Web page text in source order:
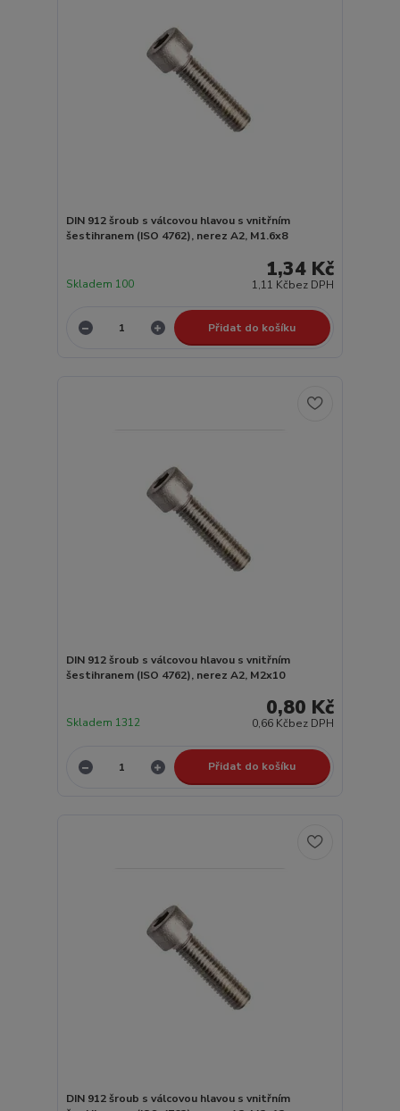
DIN 912 šroub s válcovou hlavou s vnitřním
šestihranem (ISO 4762), nerez A2, M1.6x8
1,34 Kč
1,11 Kčbez DPH
Skladem 100
Přidat do košíku
DIN 912 šroub s válcovou hlavou s vnitřním
šestihranem (ISO 4762), nerez A2, M2x10
0,80 Kč
0,66 Kčbez DPH
Skladem 1312
Přidat do košíku
DIN 912 šroub s válcovou hlavou s vnitřním